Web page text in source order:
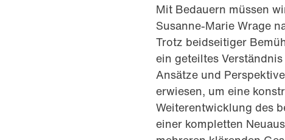
Mit Bedauern müssen
Susanne-Marie Wrage
Trotz beidseitiger
ein geteiltes
Ansätze und
erwiesen, um eine
Weiterentwicklung des
einer kompletten